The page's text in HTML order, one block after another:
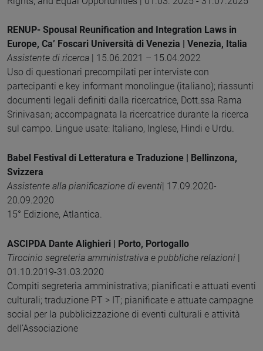
RENUP- Spousal Reunification and Integration Laws in
Europe, Ca’ Foscari Università di Venezia | Venezia, Italia
Assistente di ricerca | 15.06.2021 – 15.04.2022
Uso di questionari precompilati per interviste con
partecipanti e key informant monolingue (italiano); riassunti
documenti legali definiti dalla ricercatrice, Dott.ssa Rama
Srinivasan; accompagnata la ricercatrice durante la ricerca
sul campo. Lingue usate: Italiano, Inglese, Hindi e Urdu.
Babel Festival di Letteratura e Traduzione | Bellinzona,
Svizzera
Assistente alla pianificazione di eventi| 17.09.2020-
20.09.2020
15° Edizione, Atlantica.
ASCIPDA Dante Alighieri | Porto, Portogallo
Tirocinio segreteria amministrativa e pubbliche relazioni |
01.10.2019-31.03.2020
Compiti segreteria amministrativa; pianificati e attuati eventi
culturali; traduzione PT > IT; pianificate e attuate campagne
social per la pubblicizzazione di eventi culturali e attività
dell’Associazione